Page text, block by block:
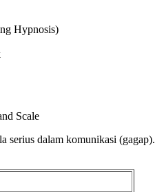
Hypnosis)
Scale
serius dalam komunikasi (gagap).